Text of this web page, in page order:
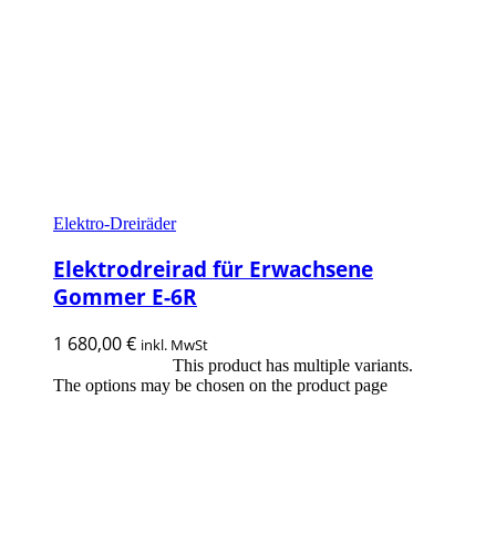
Elektro-Dreiräder
Elektrodreirad für Erwachsene
Gommer E-6R
1 680,00€ inkl. MwSt
This product has multiple variants.
The options may be chosen on the product page